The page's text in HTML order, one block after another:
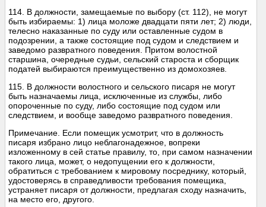
114. В должности, замещаемые по выбору (ст. 112), не могут
быть избираемы: 1) лица моложе двадцати пяти лет; 2) люди,
телесно наказанные по суду или оставленные судом в
подозрении, а также состоящие под судом и следствием и
заведомо развратного поведения. Притом волостной
старшина, очередные судьи, сельский староста и сборщик
податей выбираются преимущественно из домохозяев.
115. В должности волостного и сельского писаря не могут
быть назначаемы лица, исключенные из службы, либо
опороченные по суду, либо состоящие под судом или
следствием, и вообще заведомо развратного поведения.
Примечание. Если помещик усмотрит, что в должность
писаря избрано лицо неблагонадежное, вопреки
изложенному в сей статье правилу, то, при самом назначении
такого лица, может, о недопущении его к должности,
обратиться с требованием к мировому посреднику, который,
удостоверясь в справедливости требования помещика,
устраняет писаря от должности, предлагая сходу назначить,
на место его, другого.